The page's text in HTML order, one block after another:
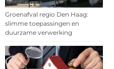
Groenafval regio Den Haag:
slimme toepassingen en
duurzame verwerking